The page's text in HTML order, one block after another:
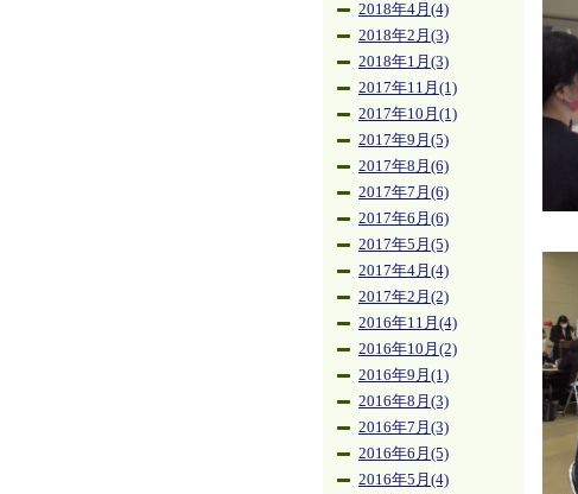
2018年4月(4)
2018年2月(3)
2018年1月(3)
2017年11月(1)
2017年10月(1)
2017年9月(5)
2017年8月(6)
2017年7月(6)
2017年6月(6)
2017年5月(5)
2017年4月(4)
2017年2月(2)
2016年11月(4)
2016年10月(2)
2016年9月(1)
2016年8月(3)
2016年7月(3)
2016年6月(5)
2016年5月(4)